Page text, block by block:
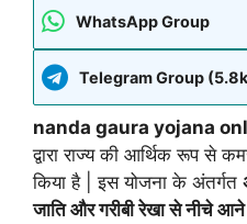
WhatsApp Group
Telegram Group
nanda gaura yojana
द्वारा राज्य की आर्थिक रूप से
किया है | इस योजना के अंतर्गत
जाति और गरीबी रेखा से नीचे